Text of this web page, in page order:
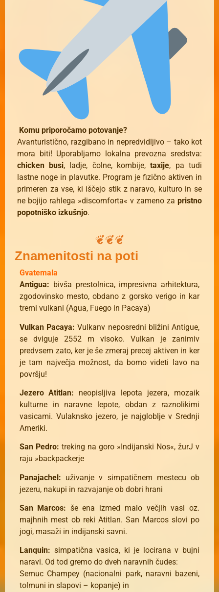
Komu priporočamo potovanje?
Avanturistično, razgibano in nepredvidljivo – tako kot
mora biti! Uporabljamo lokalna prevozna sredstva:
chicken busi, ladje, čolne, kombije, taxije, pa tudi
lastne noge in plavutke. Program je fizično aktiven in
primeren za vse, ki iščejo stik z naravo, kulturo in se
ne bojijo rahlega »discomforta« v zameno za pristno
popotniško izkušnjo.
Znamenitosti na poti
Gvatemala
Antigua: bivša prestolnica, impresivna arhitektura,
zgodovinsko mesto, obdano z gorsko verigo in kar
tremi vulkani (Agua, Fuego in Pacaya)
Vulkan Pacaya: Vulkanv neposredni bližini Antigue,
se dviguje 2552 m visoko. Vulkan je zanimiv
predvsem zato, ker je še zmeraj precej aktiven in ker
je tam največja možnost, da bomo videti lavo na
površju!
Jezero Atitlan: neopisljiva lepota jezera, mozaik
kulturne in naravne lepote, obdan z raznolikimi
vasicami. Vulaknsko jezero, je najgloblje v Srednji
Ameriki.
San Pedro: treking na goro »Indijanski Nos«, žurJ v
raju »backpackerje
Panajachel: uživanje v simpatičnem mestecu ob
jezeru, nakupi in razvajanje ob dobri hrani
San Marcos: še ena izmed malo večjih vasi oz.
majhnih mest ob reki Atitlan. San Marcos slovi po
jogi, masaži in indijanski savni.
Lanquin: simpatična vasica, ki je locirana v bujni
naravi. Od tod gremo do dveh naravnih čudes:
Semuc Champey (nacionalni park, naravni bazeni,
tolmuni in slapovi – kopanje) in